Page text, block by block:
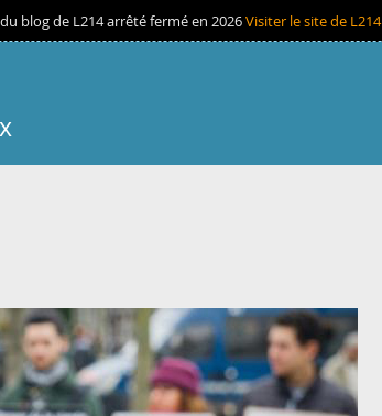
du blog de L214 arrêté fermé en 2026Visiter le site de L214